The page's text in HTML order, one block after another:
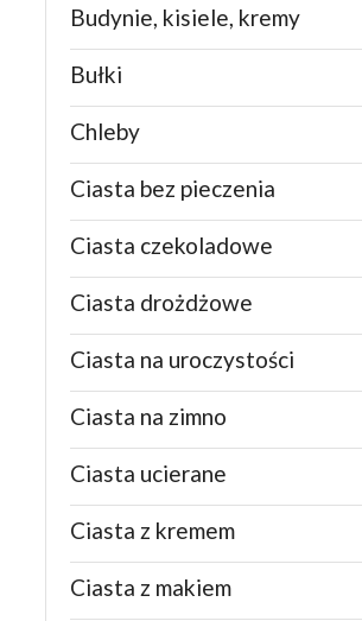
Budynie, kisiele, kremy
Bułki
Chleby
Ciasta bez pieczenia
Ciasta czekoladowe
Ciasta drożdżowe
Ciasta na uroczystości
Ciasta na zimno
Ciasta ucierane
Ciasta z kremem
Ciasta z makiem